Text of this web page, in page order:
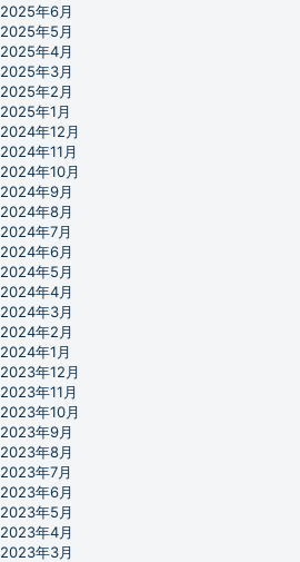
2025年6月
2025年5月
2025年4月
2025年3月
2025年2月
2025年1月
2024年12月
2024年11月
2024年10月
2024年9月
2024年8月
2024年7月
2024年6月
2024年5月
2024年4月
2024年3月
2024年2月
2024年1月
2023年12月
2023年11月
2023年10月
2023年9月
2023年8月
2023年7月
2023年6月
2023年5月
2023年4月
2023年3月